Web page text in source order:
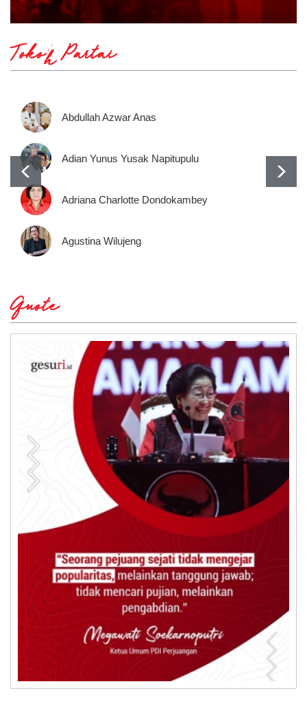
Tokoh Partai
Abdullah Azwar Anas
Adian Yunus Yusak Napitupulu
Adriana Charlotte Dondokambey
Agustina Wilujeng
Quote